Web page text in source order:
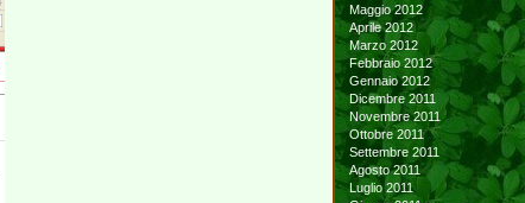
Maggio 2012
Aprile 2012
Marzo 2012
Febbraio 2012
Gennaio 2012
Dicembre 2011
Novembre 2011
Ottobre 2011
Settembre 2011
Agosto 2011
Luglio 2011